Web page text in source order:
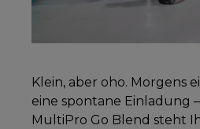
Klein, aber oho. Morgens
eine spontane Einladung
MultiPro Go Blend steht